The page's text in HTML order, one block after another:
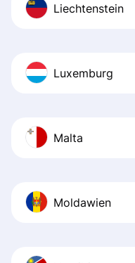
Liechtenstein
Luxemburg
Malta
Moldawien